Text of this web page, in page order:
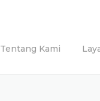
Tentang Kami